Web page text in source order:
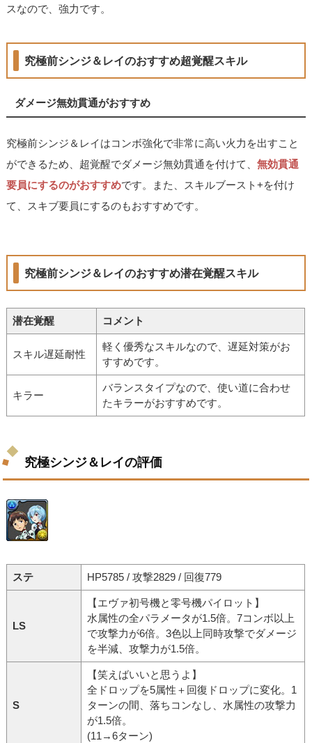
スなので、強力です。
究極前シンジ＆レイのおすすめ超覚醒スキル
ダメージ無効貫通がおすすめ
究極前シンジ＆レイはコンボ強化で非常に高い火力を出すこと
ができるため、超覚醒でダメージ無効貫通を付けて、無効貫通
要員にするのがおすすめです。また、スキルブースト+を付け
て、スキブ要員にするのもおすすめです。
究極前シンジ＆レイのおすすめ潜在覚醒スキル
潜在覚醒 コメント
スキル遅延耐性
軽く優秀なスキルなので、遅延対策がお
すすめです。
キラー
バランスタイプなので、使い道に合わせ
たキラーがおすすめです。
究極シンジ＆レイの評価
ステ HP5785 / 攻撃2829 / 回復779
LS
【エヴァ初号機と零号機パイロット】
水属性の全パラメータが1.5倍。7コンボ以上
で攻撃力が6倍。3色以上同時攻撃でダメージ
を半減、攻撃力が1.5倍。
S
【笑えばいいと思うよ】
全ドロップを5属性＋回復ドロップに変化。1
ターンの間、落ちコンなし、水属性の攻撃力
が1.5倍。
(11→6ターン)